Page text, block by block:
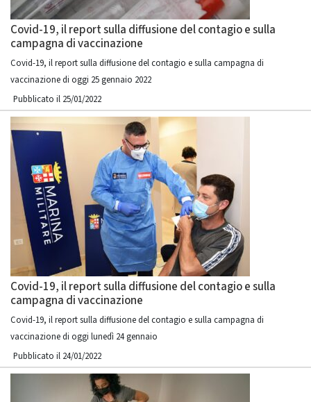
Covid-19, il report sulla diffusione del contagio e sulla
campagna di vaccinazione
Covid-19, il report sulla diffusione del contagio e sulla campagna di
vaccinazione di oggi 25 gennaio 2022
Pubblicato il 25/01/2022
Covid-19, il report sulla diffusione del contagio e sulla
campagna di vaccinazione
Covid-19, il report sulla diffusione del contagio e sulla campagna di
vaccinazione di oggi lunedì 24 gennaio
Pubblicato il 24/01/2022